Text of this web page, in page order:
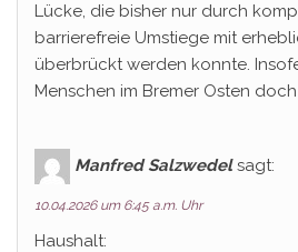
Lücke, die bisher nur durch
barrierefreie Umstiege mit
überbrückt werden konnte.
Menschen im Bremer Osten
Manfred Salzwedel sagt:
10.04.2026 um 6:45 a.m. Uhr
Haushalt: